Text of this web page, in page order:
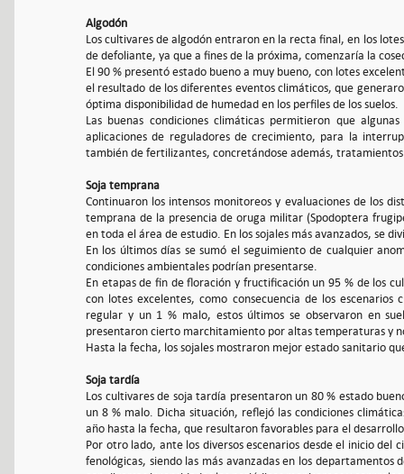
Algodón
Los cultivares de algodón entraron en la recta final, en los
de defoliante, ya que a fines de la próxima, comenzaría la
El 90 % presentó estado bueno a muy bueno, con lotes
el resultado de los diferentes eventos climáticos, que
óptima disponibilidad de humedad en los perfiles de los suelos.
Las buenas condiciones climáticas permitieron que
aplicaciones de reguladores de crecimiento, para la
también de fertilizantes, concretándose además,
Soja temprana
Continuaron los intensos monitoreos y evaluaciones de los
temprana de la presencia de oruga militar (Spodoptera
en toda el área de estudio. En los sojales más avanzados, se
En los últimos días se sumó el seguimiento de cualquier
condiciones ambientales podrían presentarse.
En etapas de fin de floración y fructificación un 95 % de los
con lotes excelentes, como consecuencia de los
regular y un 1 % malo, estos últimos se observaron en
presentaron cierto marchitamiento por altas temperaturas y
Hasta la fecha, los sojales mostraron mejor estado sanitario
Soja tardía
Los cultivares de soja tardía presentaron un 80 % estado
un 8 % malo. Dicha situación, reflejó las condiciones
año hasta la fecha, que resultaron favorables para el
Por otro lado, ante los diversos escenarios desde el inicio
fenológicas, siendo las más avanzadas en los